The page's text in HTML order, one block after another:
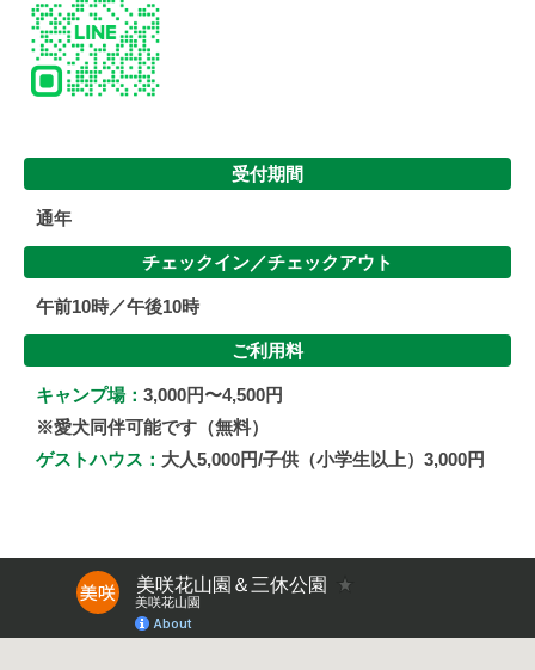
受付期間
通年
チェックイン／チェックアウト
午前10時／午後10時
ご利用料
キャンプ場： 3,000円〜4,500円
※愛犬同伴可能です（無料）
ゲストハウス： 大人5,000円/子供（小学生以上）3,000円